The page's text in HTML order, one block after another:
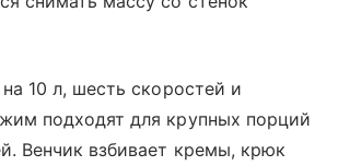
10 л, шесть скоростей и
подходят для крупных порций
Венчик взбивает кремы, крюк